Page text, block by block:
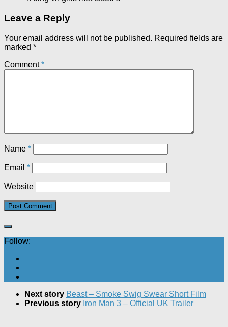
Leave a Reply
Your email address will not be published. Required fields are
marked *
Comment*
Name *
Email *
Website
Follow:
Next story Beast – Smoke Swig Swear Short Film
Previous story Iron Man 3 – Official UK Trailer